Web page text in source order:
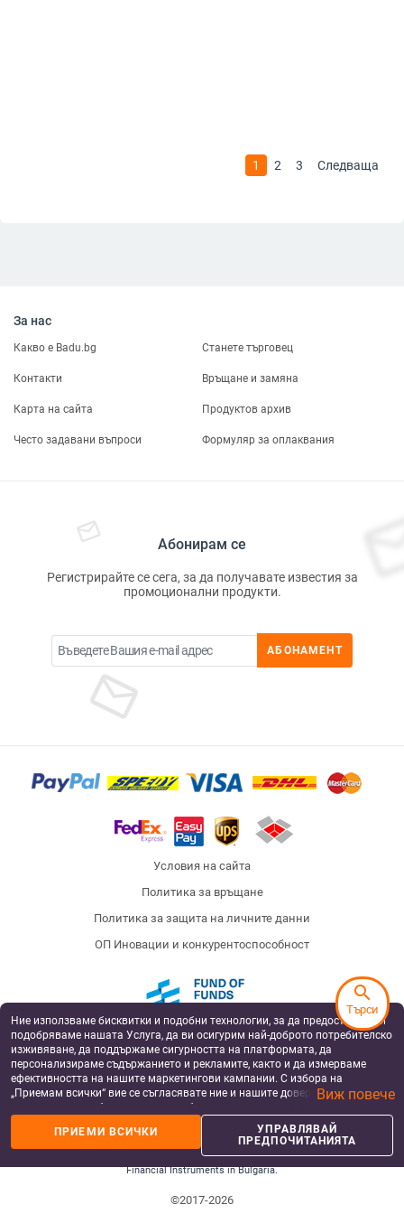
1 2 3 Следваща
За нас
Какво е Badu.bg Станете търговец
Контакти Връщане и замяна
Карта на сайта Продуктов архив
Често задавани въпроси Формуляр за оплаквания
Абонирам се
Регистрирайте се сега, за да получавате известия за
промоционални продукти.
АБОНАМЕНТ
Условия на сайта
Политика за връщане
Политика за защита на личните данни
ОП Иновации и конкурентоспособност
Fund of Funds
European Regional Development Fund
Operational Programme Innovation and
Competitiveness
Badu has been supported by Silverline Capital, a private equity fund, co-financed by the
by the European Structural and Investment Funds under the operational program
“Innovation and Competitiveness 2014-2020”, managed by the Fund Manager of
Financial Instruments in Bulgaria.
©2017-2026
Ние използваме бисквитки и подобни технологии, за да предоставяме и
подобряваме нашата Услуга, да ви осигурим най-доброто потребителско
изживяване, да поддържаме сигурността на платформата, да
персонализираме съдържанието и рекламите, както и да измерваме
ефективността на нашите маркетингови кампании. С избора на
„Приемам всички“ вие се съгласявате ние и нашите доверени партньори
да съхраняваме бисквитки и подобни технологии на вашето устройство
за рекламни и аналитични цели. Можете по всяко време да управлявате
своите предпочитания, като натиснете „Управлявай предпочитанията“.
За повече информация, моля, вижте нашата
данните.
Виж повече
ПРИЕМИ ВСИЧКИ
УПРАВЛЯВАЙ
ПРЕДПОЧИТАНИЯТА
search
Търси